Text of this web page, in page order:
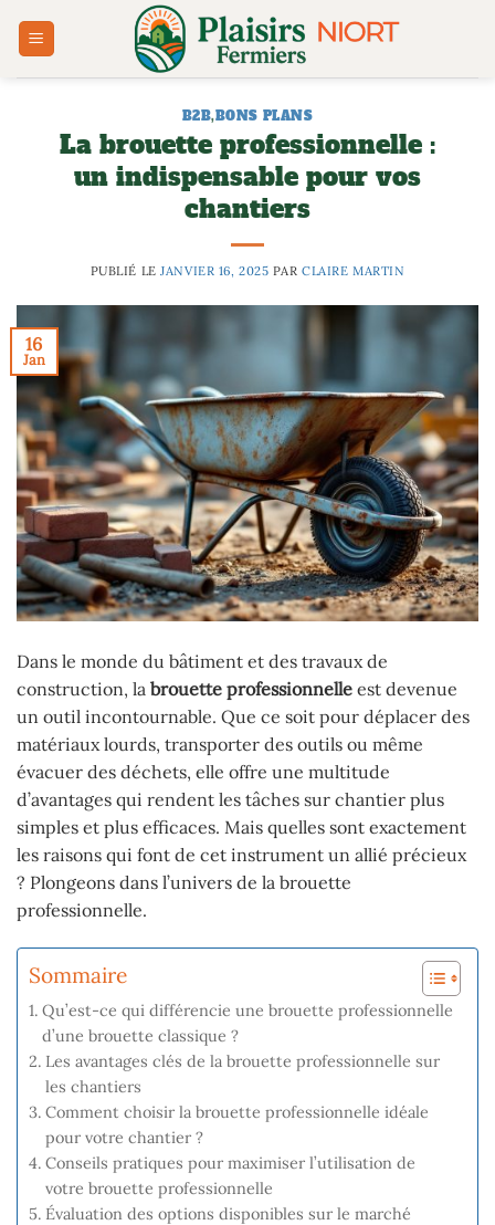
B2B,BONS PLANS
La brouette professionnelle :
un indispensable pour vos
chantiers
PUBLIÉ LE JANVIER 16, 2025 PARCLAIRE MARTIN
16
Jan
Dans le monde du bâtiment et des travaux de
construction, la brouette professionnelle est devenue
un outil incontournable. Que ce soit pour déplacer des
matériaux lourds, transporter des outils ou même
évacuer des déchets, elle offre une multitude
d’avantages qui rendent les tâches sur chantier plus
simples et plus efficaces. Mais quelles sont exactement
les raisons qui font de cet instrument un allié précieux
? Plongeons dans l’univers de la brouette
professionnelle.
Sommaire
Qu’est-ce qui différencie une brouette professionnelle
d’une brouette classique ?
Les avantages clés de la brouette professionnelle sur
les chantiers
Comment choisir la brouette professionnelle idéale
pour votre chantier ?
Conseils pratiques pour maximiser l’utilisation de
votre brouette professionnelle
Évaluation des options disponibles sur le marché